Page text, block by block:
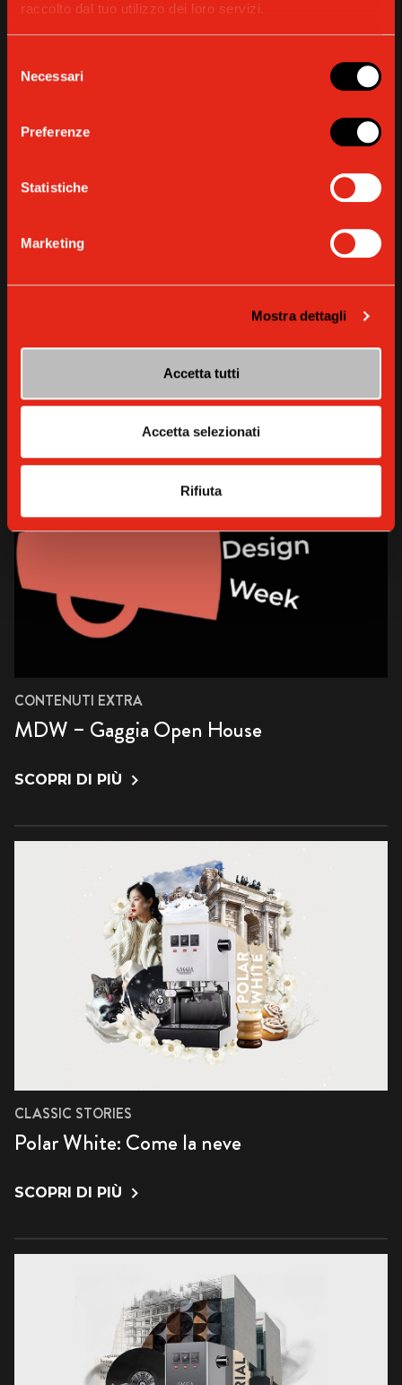
raccolto dal tuo utilizzo dei loro servizi.
delNecessari
Preferenze
Statistiche
Marketing
Mostra dettagli
Accetta tutti
Accetta selezionati
Rifiuta
Gaggia Open House: arte, design e caffè
CONTENUTI EXTRA
MDW – Gaggia Open House
SCOPRI DI PIÙ
CLASSIC STORIES
Polar White: Come la neve
SCOPRI DI PIÙ